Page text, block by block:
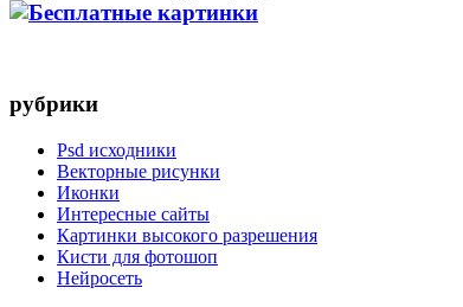
рубрики
Psd исходники
Векторные рисунки
Иконки
Интересные сайты
Картинки высокого разрешения
Кисти для фотошоп
Нейросеть